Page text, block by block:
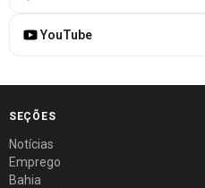
YouTube
SEÇÕES
Notícias
Emprego
Bahia